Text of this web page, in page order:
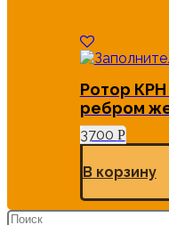
Ротор КРН
ребром
3700 Р
В корзину